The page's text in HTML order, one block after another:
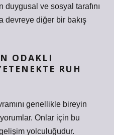
duygusal ve sosyal tarafını
devreye diğer bir bakış
ODAKLI
RUH
genellikle bireyin
Onlar için bu
yolculuğudur.